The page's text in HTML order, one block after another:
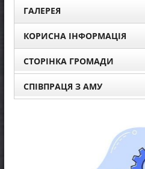
ГАЛЕРЕЯ
КОРИСНА ІНФОРМАЦІЯ
СТОРІНКА ГРОМАДИ
СПІВПРАЦЯ З АМУ